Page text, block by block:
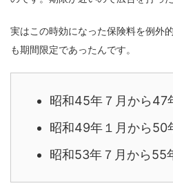
実はこの時効になった保険料を例外
も期間限定であったんです。
昭和45年７月から47
昭和49年１月から50
昭和53年７月から55